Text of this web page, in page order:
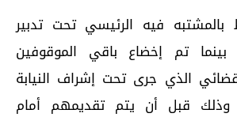
بالمشتبه فيه الرئيسي تحت تدبير
بينما تم إخضاع باقي الموقوفين
الذي جرى تحت إشراف النيابة
وذلك قبل أن يتم تقديمهم أمام